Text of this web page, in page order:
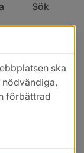
Sök
ska
förbättrad